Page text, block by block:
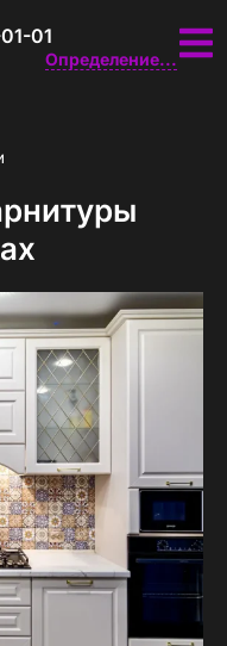
01
Определение...